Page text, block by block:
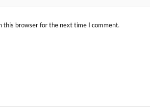
this browser for the next time I comment.